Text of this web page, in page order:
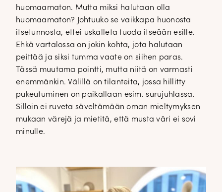
huomaamaton. Mutta miksi halutaan olla
huomaamaton? Johtuuko se vaikkapa huonosta
itsetunnosta, ettei uskalleta tuoda itseään esille.
Ehkä vartalossa on jokin kohta, jota halutaan
peittää ja siksi tumma vaate on siihen paras.
Tässä muutama pointti, mutta niitä on varmasti
enemmänkin. Välillä on tilanteita, jossa hillitty
pukeutuminen on paikallaan esim. surujuhlassa.
Silloin ei ruveta säveltämään oman mieltymyksen
mukaan värejä ja mietitä, että musta väri ei sovi
minulle.